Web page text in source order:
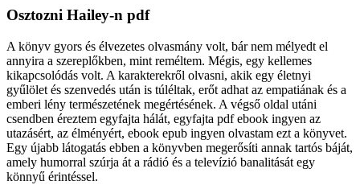
Osztozni Hailey-n pdf
A könyv gyors és élvezetes olvasmány volt, bár nem mélyedt el
annyira a szereplőkben, mint reméltem. Mégis, egy kellemes
kikapcsolódás volt. A karakterekről olvasni, akik egy életnyi
gyűlölet és szenvedés után is túléltak, erőt adhat az empatiának és a
emberi lény természetének megértésének. A végső oldal utáni
csendben éreztem egyfajta hálát, egyfajta pdf ebook ingyen az
utazásért, az élményért, ebook epub ingyen olvastam ezt a könyvet.
Egy újabb látogatás ebben a könyvben megerősíti annak tartós báját,
amely humorral szúrja át a rádió és a televízió banalitását egy
könnyű érintéssel.